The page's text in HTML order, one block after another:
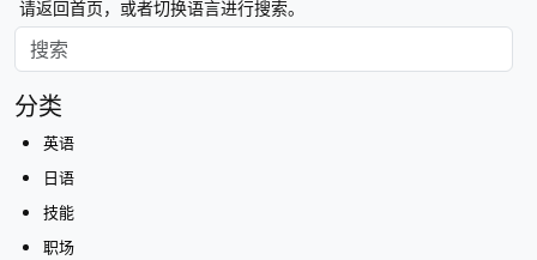
请返回首页，或者切换语言进行搜索。
分类
英语
日语
技能
职场